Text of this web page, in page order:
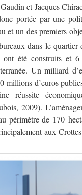
et Jacques
portée par une
et un des premiers
dans le quartier
ont été construits et
Un milliard
millions d’euros
réussite
2009).
périmètre de 170
aux